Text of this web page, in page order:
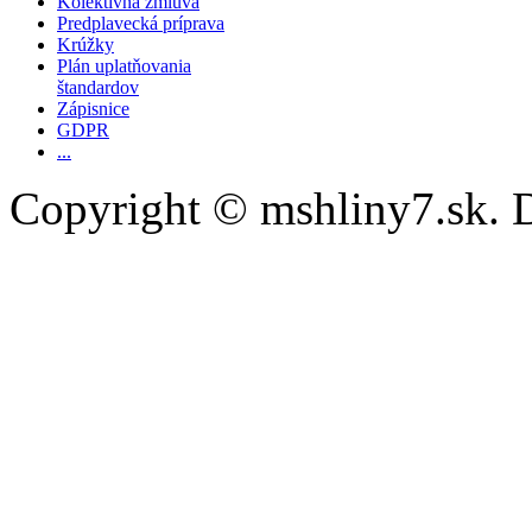
Predplavecká príprava
Krúžky
Plán uplatňovania
štandardov
Zápisnice
GDPR
...
Copyright © mshliny7.sk.